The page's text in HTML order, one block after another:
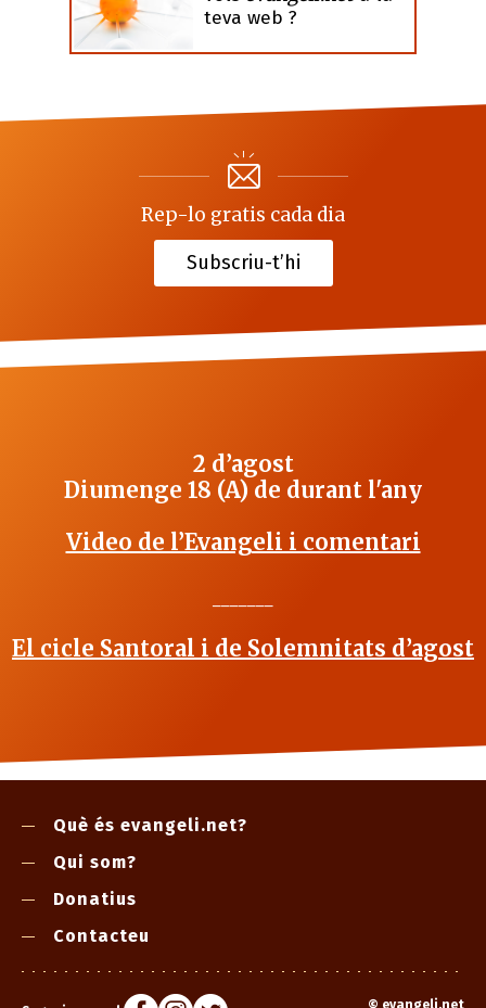
teva web ?
Rep-lo gratis cada dia
Subscriu-t’hi
2 d’agost
Diumenge 18 (A) de durant l'any
Video de l’Evangeli i comentari
El cicle Santoral i de Solemnitats d’agost
Què és evangeli.net?
Qui som?
Donatius
Contacteu